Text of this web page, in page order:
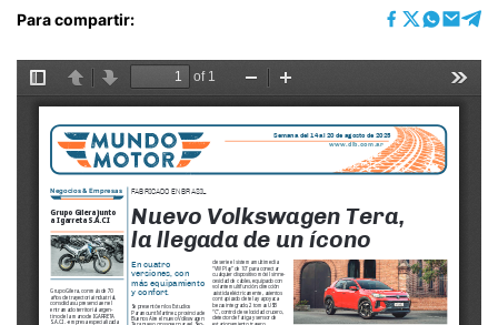
Para compartir: